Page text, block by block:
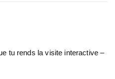
tu rends la visite interactive –